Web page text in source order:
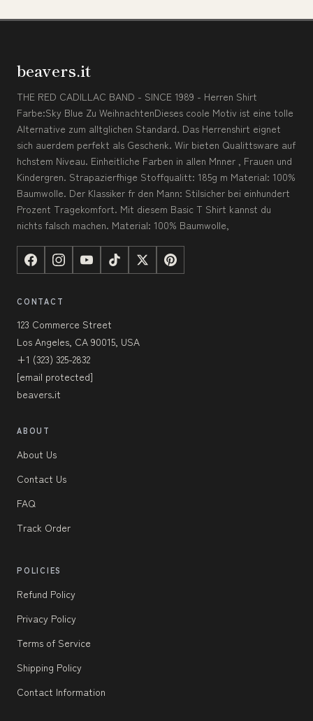
beavers.it
THE RED CADILLAC BAND - SINCE 1989 - Herren Shirt
Farbe:Sky Blue Zu WeihnachtenDieses coole Motiv ist eine tolle
Alternative zum alltglichen Standard. Das Herrenshirt eignet
sich auerdem perfekt als Geschenk. Wir bieten Qualittsware auf
hchstem Niveau. Einheitliche Farben in allen Mnner , Frauen und
Kindergren. Strapazierfhige Stoffqualitt: 185g m Material: 100%
Baumwolle. Der Klassiker fr den Mann: Stilsicher bei einhundert
Prozent Tragekomfort. Mit diesem Basic T Shirt kannst du
nichts falsch machen. Material: 100% Baumwolle,
CONTACT
123 Commerce Street
Los Angeles, CA 90015, USA
+1 (323) 325-2832
[email protected]
beavers.it
ABOUT
About Us
Contact Us
FAQ
Track Order
POLICIES
Refund Policy
Privacy Policy
Terms of Service
Shipping Policy
Contact Information